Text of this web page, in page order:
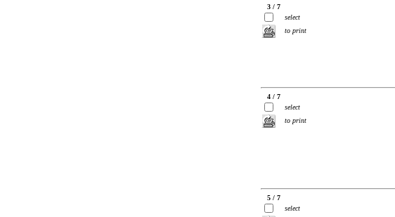
3 / 7
select
to print
4 / 7
select
to print
5 / 7
select